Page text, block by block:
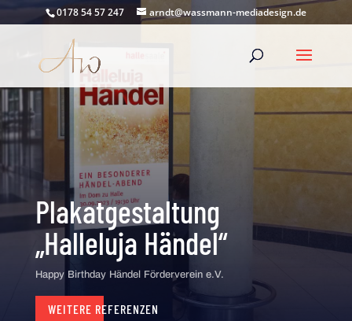
0178 54 57 247 arndt@wassmann-mediadesign.de
Plakatgestaltung
„Halleluja Händel“
Happy Birthday Händel Förderverein e.V.
WEITERE REFERENZEN